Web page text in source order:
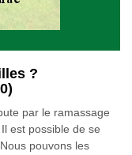
?
par le ramassage
est possible de se
pouvons les